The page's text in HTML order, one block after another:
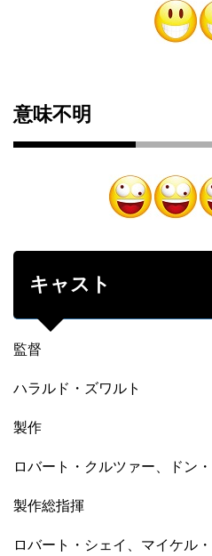
意味不明
キャスト
監督
ハラルド・ズワルト
製作
ロバート・クルツァー、ドン
製作総指揮
ロバート・シェイ、マイケル